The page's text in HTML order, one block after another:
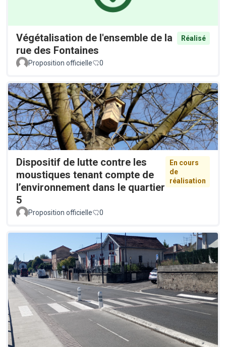
Végétalisation de l'ensemble de la
rue des Fontaines
Réalisé
Proposition officielle 0
Dispositif de lutte contre les
moustiques tenant compte de
l’environnement dans le quartier
5
En cours
de
réalisation
Proposition officielle 0